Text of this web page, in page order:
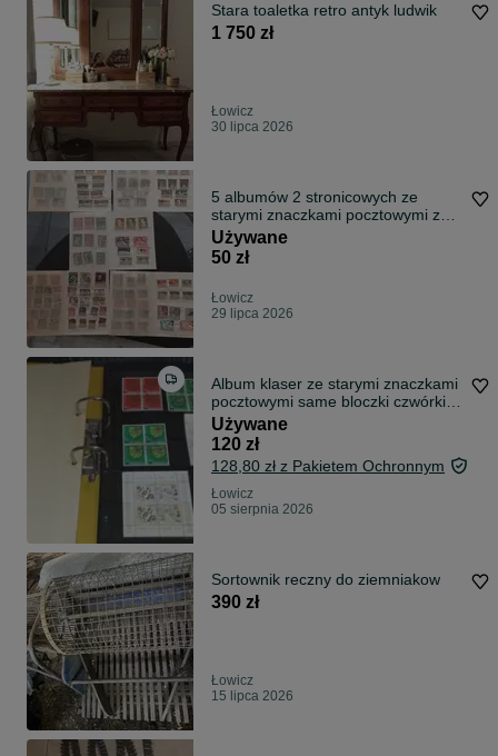
Stara toaletka retro antyk ludwik
1 750 zł
Łowicz
30 lipca 2026
5 albumów 2 stronicowych ze
starymi znaczkami pocztowymi z
Portugalii
Używane
50 zł
Łowicz
29 lipca 2026
Album klaser ze starymi znaczkami
pocztowymi same bloczki czwórki
oto ze świata
Używane
120 zł
128,80 zł z Pakietem Ochronnym
Łowicz
05 sierpnia 2026
Sortownik reczny do ziemniakow
390 zł
Łowicz
15 lipca 2026